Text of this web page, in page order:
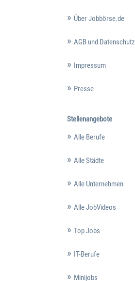
Über Jobbörse.de
AGB und Datenschutz
Impressum
Presse
Stellenangebote
Alle Berufe
Alle Städte
Alle Unternehmen
Alle JobVideos
Top Jobs
IT-Berufe
Minijobs